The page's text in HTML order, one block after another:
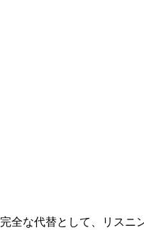
な代替として、リス